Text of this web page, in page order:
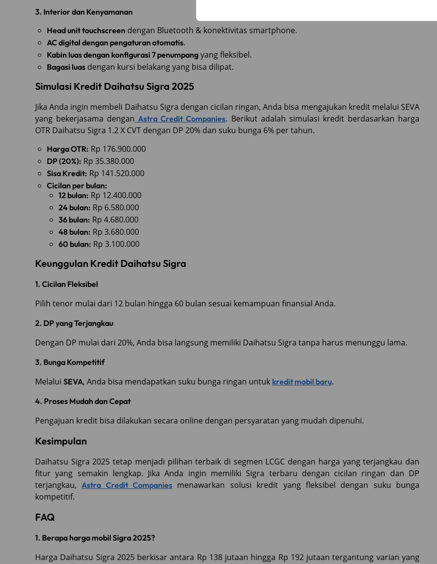
3. Interior dan Kenyamanan
Head unit touchscreen dengan Bluetooth & konektivitas smartphone.
AC digital dengan pengaturan otomatis.
Kabin luas dengan konfigurasi 7 penumpang yang fleksibel.
Bagasi luas dengan kursi belakang yang bisa dilipat.
Simulasi Kredit Daihatsu Sigra 2025
Jika Anda ingin membeli Daihatsu Sigra dengan cicilan ringan, Anda bisa mengajukan kredit melalui SEVA
yang bekerjasama dengan Astra Credit Companies. Berikut adalah simulasi kredit berdasarkan harga
OTR Daihatsu Sigra 1.2 X CVT dengan DP 20% dan suku bunga 6% per tahun.
Harga OTR: Rp 176.900.000
DP (20%): Rp 35.380.000
Sisa Kredit: Rp 141.520.000
Cicilan per bulan:
12 bulan: Rp 12.400.000
24 bulan: Rp 6.580.000
36 bulan: Rp 4.680.000
48 bulan: Rp 3.680.000
60 bulan: Rp 3.100.000
Keunggulan Kredit Daihatsu Sigra
1. Cicilan Fleksibel
Pilih tenor mulai dari 12 bulan hingga 60 bulan sesuai kemampuan finansial Anda.
2. DP yang Terjangkau
Dengan DP mulai dari 20%, Anda bisa langsung memiliki Daihatsu Sigra tanpa harus menunggu lama.
3. Bunga Kompetitif
Melalui SEVA, Anda bisa mendapatkan suku bunga ringan untuk kredit mobil baru.
4. Proses Mudah dan Cepat
Pengajuan kredit bisa dilakukan secara online dengan persyaratan yang mudah dipenuhi.
Kesimpulan
Daihatsu Sigra 2025 tetap menjadi pilihan terbaik di segmen LCGC dengan harga yang terjangkau dan
fitur yang semakin lengkap. Jika Anda ingin memiliki Sigra terbaru dengan cicilan ringan dan DP
terjangkau,Astra Credit Companies menawarkan solusi kredit yang fleksibel dengan suku bunga
kompetitif.
FAQ
1. Berapa harga mobil Sigra 2025?
Harga Daihatsu Sigra 2025 berkisar antara Rp 138 jutaan hingga Rp 192 jutaan tergantung varian yang